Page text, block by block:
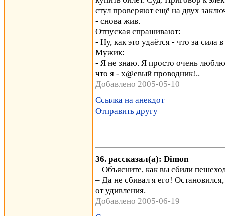
стул проверяют ещё на двух
- снова жив.
Отпуская спрашивают:
- Ну, как это удаётся - что за сила
Мужик:
- Я не знаю. Я просто очень
что я - х@евый проводник!..
Добавлено 2005-05-10
Ссылка на анекдот
Отправить другу
36. рассказал(а): Dimon
– Объясните, как вы сбили
– Да не сбивал я его!
от удивления.
Добавлено 2005-06-19